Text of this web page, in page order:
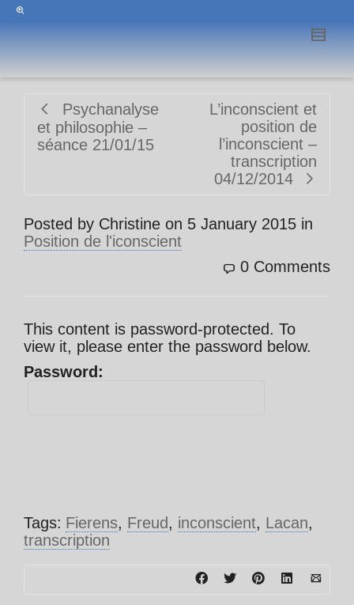
Psychanalyse
et philosophie –
séance 21/01/15
L’inconscient et
position de
l’inconscient –
transcription
04/12/2014
Posted by Christine on 5 January 2015 in
Position de l'iconscient
0 Comments
This content is password-protected. To
view it, please enter the password below.
Password:
Tags: Fierens, Freud, inconscient, Lacan,
transcription